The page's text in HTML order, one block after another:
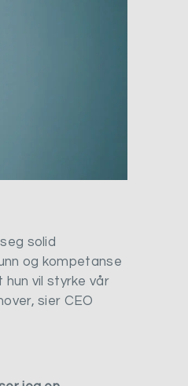
solid
og kompetanse
vil styrke vår
sier CEO